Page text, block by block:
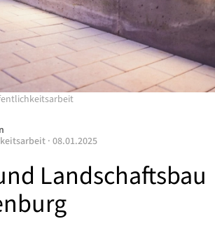
Landschaftsbau
· 08.01.2025